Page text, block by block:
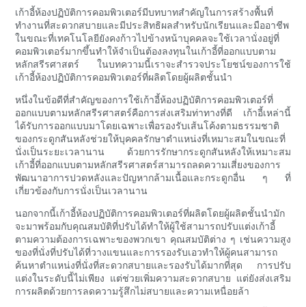
เก้าอี้ห้องปฏิบัติการคอมพิวเตอร์มีบทบาทสำคัญในการสร้างพื้นที่
ทำงานที่สะดวกสบายและมีประสิทธิผลสำหรับนักเรียนและมืออาชีพ
ในขณะที่เทคโนโลยียังคงก้าวไปข้างหน้าบุคคลจะใช้เวลานั่งอยู่ที่
คอมพิวเตอร์มากขึ้นทำให้จำเป็นต้องลงทุนในเก้าอี้ที่ออกแบบตาม
หลักสรีรศาสตร์ ในบทความนี้เราจะสำรวจประโยชน์ของการใช้
เก้าอี้ห้องปฏิบัติการคอมพิวเตอร์ที่ผลิตโดยผู้ผลิตชั้นนำ
หนึ่งในข้อดีที่สำคัญของการใช้เก้าอี้ห้องปฏิบัติการคอมพิวเตอร์ที่
ออกแบบตามหลักสรีรศาสตร์คือการส่งเสริมท่าทางที่ดี เก้าอี้เหล่านี้
ได้รับการออกแบบมาโดยเฉพาะเพื่อรองรับเส้นโค้งตามธรรมชาติ
ของกระดูกสันหลังช่วยให้บุคคลรักษาตำแหน่งที่เหมาะสมในขณะที่
นั่งเป็นระยะเวลานาน ด้วยการรักษากระดูกสันหลังให้เหมาะสม
เก้าอี้ที่ออกแบบตามหลักสรีรศาสตร์สามารถลดความเสี่ยงของการ
พัฒนาอาการปวดหลังและปัญหากล้ามเนื้อและกระดูกอื่น ๆ ที่
เกี่ยวข้องกับการนั่งเป็นเวลานาน
นอกจากนี้เก้าอี้ห้องปฏิบัติการคอมพิวเตอร์ที่ผลิตโดยผู้ผลิตชั้นนำมัก
จะมาพร้อมกับคุณสมบัติที่ปรับได้ทำให้ผู้ใช้สามารถปรับแต่งเก้าอี้
ตามความต้องการเฉพาะของพวกเขา คุณสมบัติต่าง ๆ เช่นความสูง
ของที่นั่งที่ปรับได้ที่วางแขนและการรองรับเอวทำให้ผู้คนสามารถ
ค้นหาตำแหน่งที่นั่งที่สะดวกสบายและรองรับได้มากที่สุด การปรับ
แต่งในระดับนี้ไม่เพียง แต่ช่วยเพิ่มความสะดวกสบาย แต่ยังส่งเสริม
การผลิตด้วยการลดความรู้สึกไม่สบายและความเหนื่อยล้า